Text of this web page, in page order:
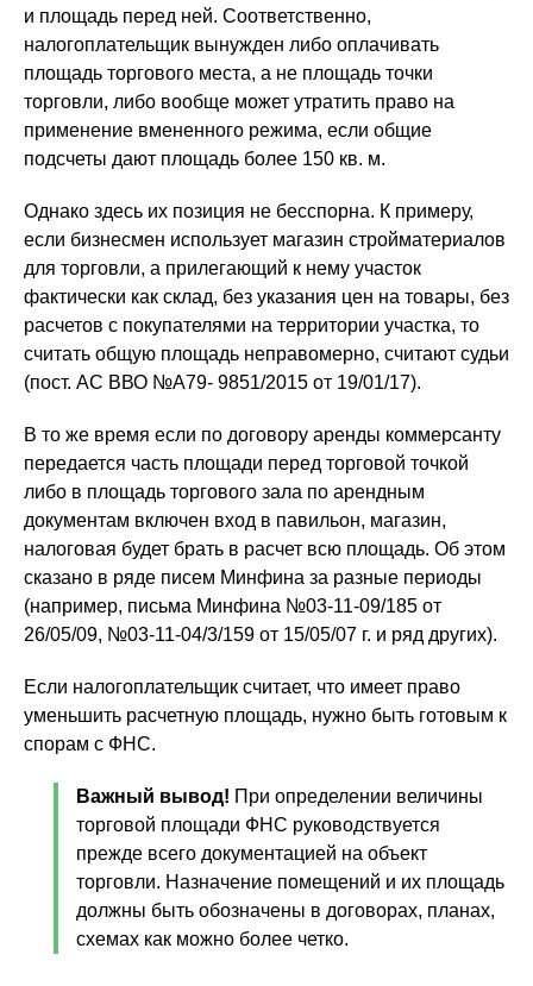
и площадь перед ней. Соответственно,
налогоплательщик вынужден либо оплачивать
площадь торгового места, а не площадь точки
торговли, либо вообще может утратить право на
применение вмененного режима, если общие
подсчеты дают площадь более 150 кв. м.
Однако здесь их позиция не бесспорна. К примеру,
если бизнесмен использует магазин стройматериалов
для торговли, а прилегающий к нему участок
фактически как склад, без указания цен на товары, без
расчетов с покупателями на территории участка, то
считать общую площадь неправомерно, считают судьи
(пост. АС ВВО №А79- 9851/2015 от 19/01/17).
В то же время если по договору аренды коммерсанту
передается часть площади перед торговой точкой
либо в площадь торгового зала по арендным
документам включен вход в павильон, магазин,
налоговая будет брать в расчет всю площадь. Об этом
сказано в ряде писем Минфина за разные периоды
(например, письма Минфина №03-11-09/185 от
26/05/09, №03-11-04/3/159 от 15/05/07 г. и ряд других).
Если налогоплательщик считает, что имеет право
уменьшить расчетную площадь, нужно быть готовым к
спорам с ФНС.
Важный вывод! При определении величины
торговой площади ФНС руководствуется
прежде всего документацией на объект
торговли. Назначение помещений и их площадь
должны быть обозначены в договорах, планах,
схемах как можно более четко.